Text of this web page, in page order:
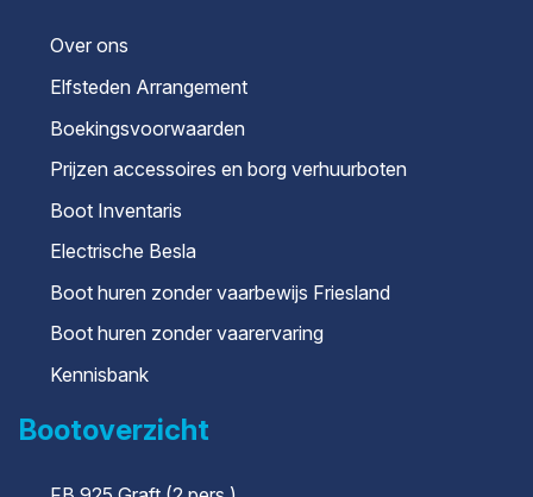
Over ons
Elfsteden Arrangement
Boekingsvoorwaarden
Prijzen accessoires en borg verhuurboten
Boot Inventaris
Electrische Besla
Boot huren zonder vaarbewijs Friesland
Boot huren zonder vaarervaring
Kennisbank
Bootoverzicht